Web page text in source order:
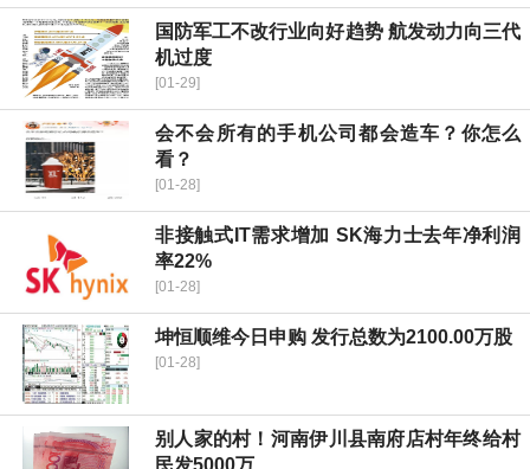
国防军工不改行业向好趋势 航发动力向三代
机过度
[01-29]
会不会所有的手机公司都会造车？你怎么
看？
[01-28]
非接触式IT需求增加 SK海力士去年净利润
率22%
[01-28]
坤恒顺维今日申购 发行总数为2100.00万股
[01-28]
别人家的村！河南伊川县南府店村年终给村